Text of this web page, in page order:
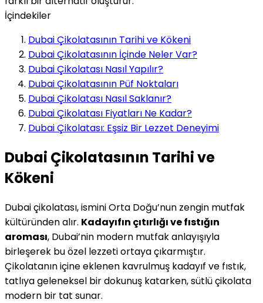
İçindekiler
Dubai Çikolatasının Tarihi ve Kökeni
Dubai Çikolatasının İçinde Neler Var?
Dubai Çikolatası Nasıl Yapılır?
Dubai Çikolatasının Püf Noktaları
Dubai Çikolatası Nasıl Saklanır?
Dubai Çikolatası Fiyatları Ne Kadar?
Dubai Çikolatası: Eşsiz Bir Lezzet Deneyimi
Dubai Çikolatasının Tarihi ve
Kökeni
Dubai çikolatası, ismini Orta Doğu’nun zengin mutfak
kültüründen alır. Kadayıfın çıtırlığı ve fıstığın
aroması, Dubai’nin modern mutfak anlayışıyla
birleşerek bu özel lezzeti ortaya çıkarmıştır.
Çikolatanın içine eklenen kavrulmuş kadayıf ve fıstık,
tatlıya geleneksel bir dokunuş katarken, sütlü çikolata
modern bir tat sunar.